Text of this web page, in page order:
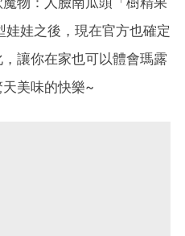
娃娃之後，現在官方也確定
讓你在家也可以體會瑪露
美味的快樂~